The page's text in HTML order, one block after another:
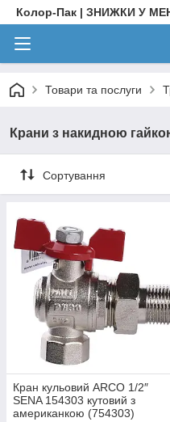
Колор-Пак | ЗНИЖКИ У
Товари та послуги
Крани з накидною
Сортування
Кран кульовий ARCO 1/2″
SENA 154303 кутовий з
американкою (754303)